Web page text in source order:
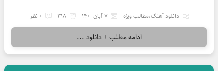
دانلود آهنگ،مطالب ویژه 7 آبان 1400 318 0 نظر
ادامه مطلب + دانلود ...